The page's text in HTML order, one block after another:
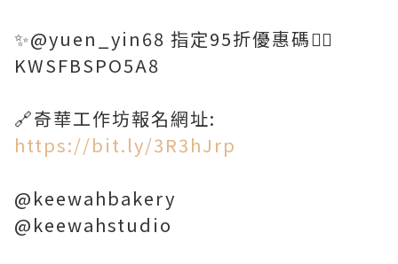
✨@yuen_yin68 指定95折優惠碼👉🏻
KWSFBSPO5A8
🔗奇華工作坊報名網址:
https://bit.ly/3R3hJrp
@keewahbakery
@keewahstudio